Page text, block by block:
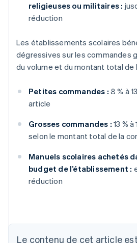
religieuses ou militaires :
réduction
Les établissements scolaires
dégressives sur les commandes
du volume et du montant total de
Petites commandes : 8 % à
article
Grosses commandes : 13 %
selon le montant total de la
Manuels scolaires achetés
budget de l’établissement :
réduction
Le contenu de cet article
DeutschEnglish